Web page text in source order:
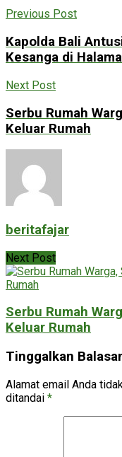
Previous Post
Kapolda Bali
Kesanga di
Next Post
Serbu Rumah
Keluar Rumah
beritafajar
Next Post
Serbu Rumah
Keluar Rumah
Tinggalkan
Alamat email Anda
ditandai *